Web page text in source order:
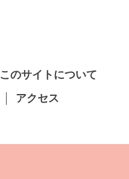
このサイトについて
アクセス